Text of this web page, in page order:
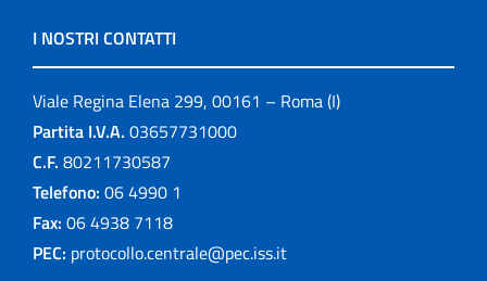
I NOSTRI CONTATTI
Viale Regina Elena 299, 00161 – Roma (I)
Partita I.V.A. 03657731000
C.F. 80211730587
Telefono: 06 4990 1
Fax: 06 4938 7118
PEC: protocollo.centrale@pec.iss.it